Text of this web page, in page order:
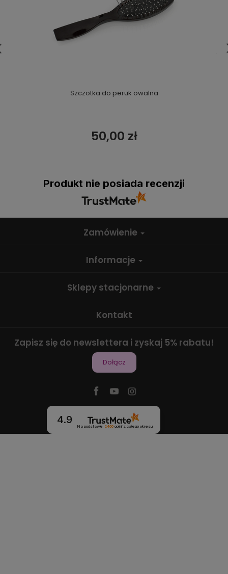
Szczotka do peruk owalna
50,00 zł
Produkt nie posiada recenzji
Zamówienie
Informacje
Sklepy stacjonarne
Kontakt
Zapisz się do newslettera i zyskaj 5% rabatu!
Dołącz
4.9
Na podstawie 2466opinii z całego okresu